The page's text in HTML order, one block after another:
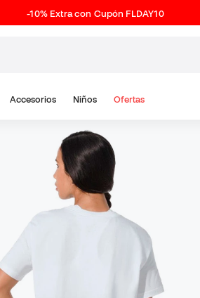
-10% Extra con Cupón FLDAY10
Accesorios Niños Ofertas